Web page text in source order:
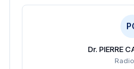
Dr. PIERRE